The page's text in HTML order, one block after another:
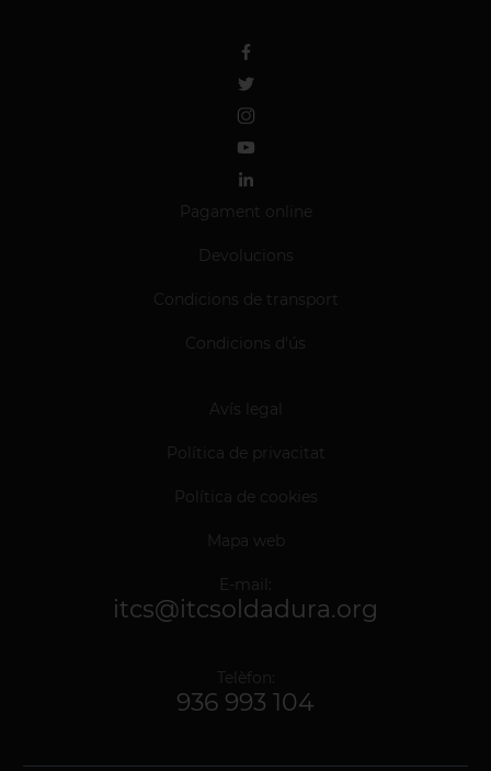
Pagament online
Devolucions
Condicions de transport
Condicions d'ús
Avís legal
Política de privacitat
Política de cookies
Mapa web
E-mail:
itcs@itcsoldadura.org
Telèfon:
936 993 104